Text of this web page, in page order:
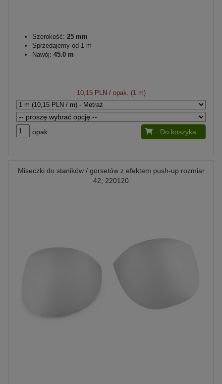
Szerokość: 25 mm
Sprzedajemy od 1 m
Nawój: 45.0 m
10,15 PLN/ opak. (1 m)
opak. Do koszyka
Miseczki do staników / gorsetów z efektem push-up rozmiar
42; 220120